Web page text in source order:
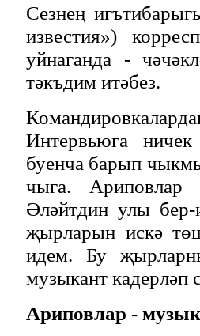
Сезнең
известия»)
уйнаганда -
тәкъдим итәбез.
Интервьюга
буенча барып
чыга. Ариповлар
Әләйтдин улы бер-
җырларын искә
идем. Бу
музыкант кадерләп
Ариповлар -